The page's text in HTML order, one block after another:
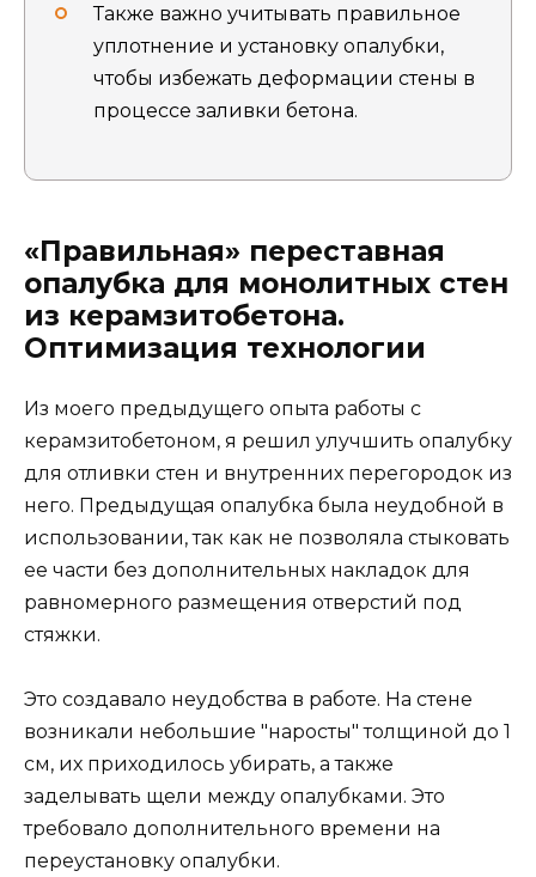
Также важно учитывать правильное
уплотнение и установку опалубки,
чтобы избежать деформации стены в
процессе заливки бетона.
«Правильная» переставная
опалубка для монолитных стен
из керамзитобетона.
Оптимизация технологии
Из моего предыдущего опыта работы с
керамзитобетоном, я решил улучшить опалубку
для отливки стен и внутренних перегородок из
него. Предыдущая опалубка была неудобной в
использовании, так как не позволяла стыковать
ее части без дополнительных накладок для
равномерного размещения отверстий под
стяжки.
Это создавало неудобства в работе. На стене
возникали небольшие "наросты" толщиной до 1
см, их приходилось убирать, а также
заделывать щели между опалубками. Это
требовало дополнительного времени на
переустановку опалубки.